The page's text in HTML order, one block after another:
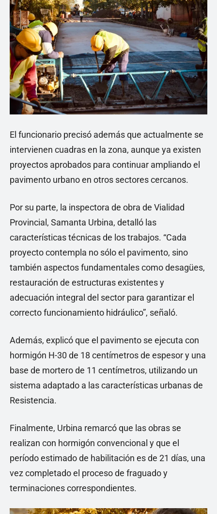
El funcionario precisó además que actualmente se
intervienen cuadras en la zona, aunque ya existen
proyectos aprobados para continuar ampliando el
pavimento urbano en otros sectores cercanos.
Por su parte, la inspectora de obra de Vialidad
Provincial, Samanta Urbina, detalló las
características técnicas de los trabajos. “Cada
proyecto contempla no sólo el pavimento, sino
también aspectos fundamentales como desagües,
restauración de estructuras existentes y
adecuación integral del sector para garantizar el
correcto funcionamiento hidráulico”, señaló.
Además, explicó que el pavimento se ejecuta con
hormigón H-30 de 18 centímetros de espesor y una
base de mortero de 11 centímetros, utilizando un
sistema adaptado a las características urbanas de
Resistencia.
Finalmente, Urbina remarcó que las obras se
realizan con hormigón convencional y que el
período estimado de habilitación es de 21 días, una
vez completado el proceso de fraguado y
terminaciones correspondientes.